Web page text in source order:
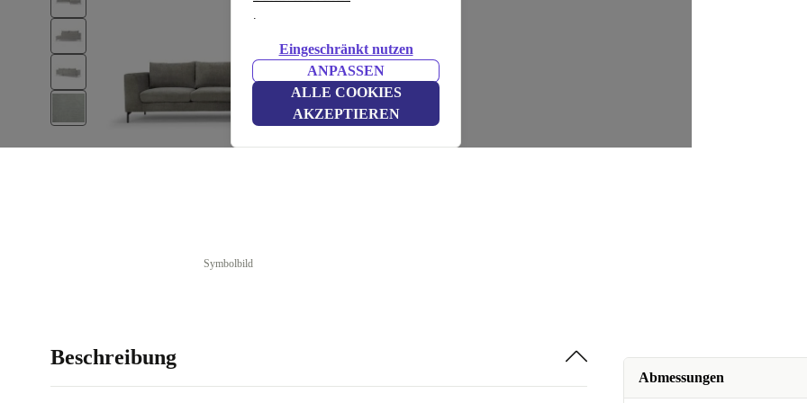
.
Eingeschränkt nutzen
ANPASSEN
ALLE COOKIES
AKZEPTIEREN
Symbolbild
Abmessungen
Beschreibung